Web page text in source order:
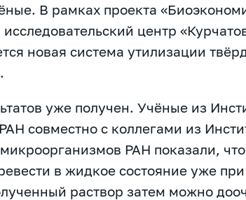
В рамках проекта
центр
новая система утилизации
уже получен. Учёные из
совместно с коллегами из
РАН показали,
в жидкое состояние уже
раствор затем можно